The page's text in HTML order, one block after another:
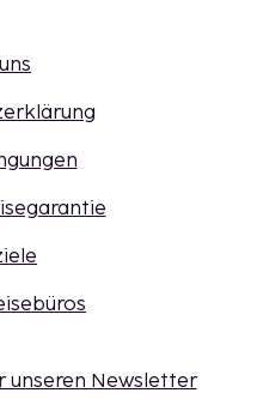
unseren Newsletter